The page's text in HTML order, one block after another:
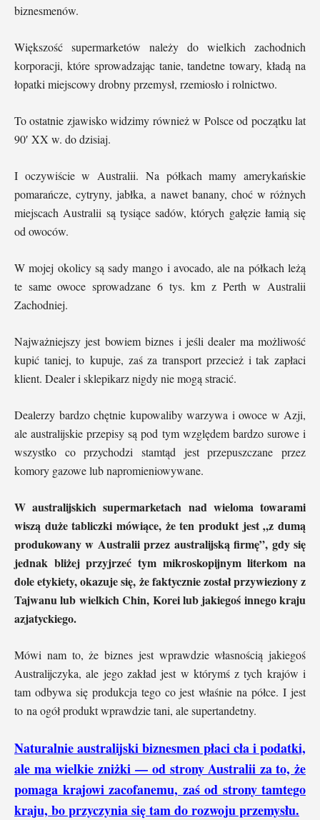
biznesmenów.
Większość supermarketów należy do wielkich zachodnich
korporacji, które sprowadzając tanie, tandetne towary, kładą na
łopatki miejscowy drobny przemysł, rzemiosło i rolnictwo.
To ostatnie zjawisko widzimy również w Polsce od początku lat
90′ XX w. do dzisiaj.
I oczywiście w Australii. Na półkach mamy amerykańskie
pomarańcze, cytryny, jabłka, a nawet banany, choć w różnych
miejscach Australii są tysiące sadów, których gałęzie łamią się
od owoców.
W mojej okolicy są sady mango i avocado, ale na półkach leżą
te same owoce sprowadzane 6 tys. km z Perth w Australii
Zachodniej.
Najważniejszy jest bowiem biznes i jeśli dealer ma możliwość
kupić taniej, to kupuje, zaś za transport przecież i tak zapłaci
klient. Dealer i sklepikarz nigdy nie mogą stracić.
Dealerzy bardzo chętnie kupowaliby warzywa i owoce w Azji,
ale australijskie przepisy są pod tym względem bardzo surowe i
wszystko co przychodzi stamtąd jest przepuszczane przez
komory gazowe lub napromieniowywane.
W australijskich supermarketach nad wieloma towarami
wiszą duże tabliczki mówiące, że ten produkt jest „z dumą
produkowany w Australii przez australijską firmę”, gdy się
jednak bliżej przyjrzeć tym mikroskopijnym literkom na
dole etykiety, okazuje się, że faktycznie został przywieziony z
Tajwanu lub wielkich Chin, Korei lub jakiegoś innego kraju
azjatyckiego.
Mówi nam to, że biznes jest wprawdzie własnością jakiegoś
Australijczyka, ale jego zakład jest w którymś z tych krajów i
tam odbywa się produkcja tego co jest właśnie na półce. I jest
to na ogół produkt wprawdzie tani, ale supertandetny.
Naturalnie australijski biznesmen płaci cła i podatki,
ale ma wielkie zniżki — od strony Australii za to, że
pomaga krajowi zacofanemu, zaś od strony tamtego
kraju, bo przyczynia się tam do rozwoju przemysłu.